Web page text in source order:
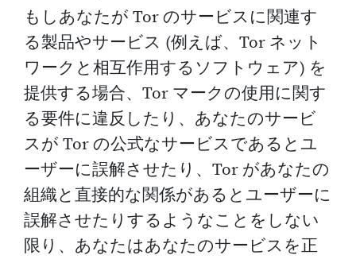
もしあなたが Tor のサービスに関連す
る製品やサービス (例えば、Tor ネット
ワークと相互作用するソフトウェア) を
提供する場合、Tor マークの使用に関す
る要件に違反したり、あなたのサービ
スが Tor の公式なサービスであるとユ
ーザーに誤解させたり、Tor があなたの
組織と直接的な関係があるとユーザーに
誤解させたりするようなことをしない
限り、あなたはあなたのサービスを正